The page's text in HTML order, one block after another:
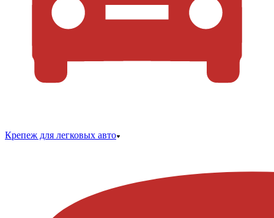
Крепеж для легковых авто